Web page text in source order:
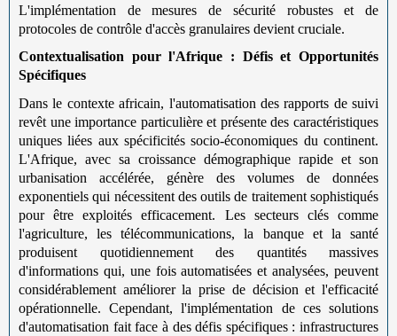
L'implémentation de mesures de sécurité robustes et de
protocoles de contrôle d'accès granulaires devient cruciale.
Contextualisation pour l'Afrique : Défis et Opportunités
Spécifiques
Dans le contexte africain, l'automatisation des rapports de suivi
revêt une importance particulière et présente des caractéristiques
uniques liées aux spécificités socio-économiques du continent.
L'Afrique, avec sa croissance démographique rapide et son
urbanisation accélérée, génère des volumes de données
exponentiels qui nécessitent des outils de traitement sophistiqués
pour être exploités efficacement. Les secteurs clés comme
l'agriculture, les télécommunications, la banque et la santé
produisent quotidiennement des quantités massives
d'informations qui, une fois automatisées et analysées, peuvent
considérablement améliorer la prise de décision et l'efficacité
opérationnelle. Cependant, l'implémentation de ces solutions
d'automatisation fait face à des défis spécifiques : infrastructures